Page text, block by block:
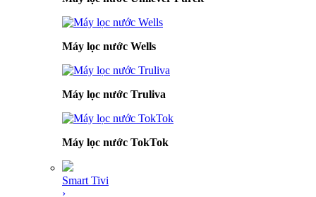
Máy lọc nước Wells
Máy lọc nước Truliva
Máy lọc nước TokTok
Smart Tivi
›